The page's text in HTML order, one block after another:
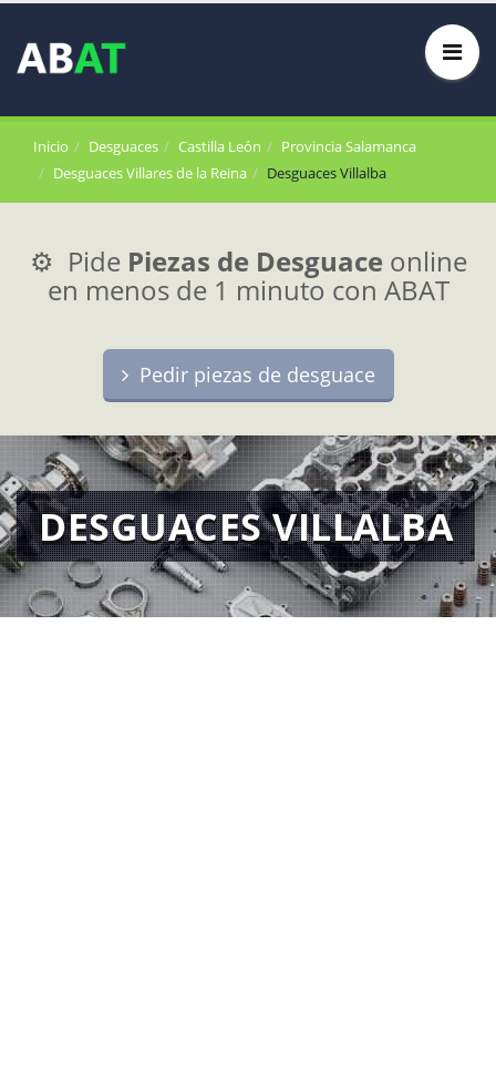
Inicio Desguaces Castilla León
Provincia Salamanca
Desguaces Villares de la Reina
Desguaces Villalba
⚙️ Pide Piezas de Desguace online
en menos de 1 minuto con ABAT
Pedir piezas de desguace
DESGUACES VILLALBA